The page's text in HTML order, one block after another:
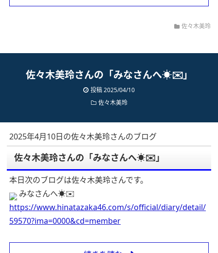
佐々木美玲
佐々木美玲さんの「みなさんへ☀️✉️」
投稿 2025/04/10
佐々木美玲
2025年4月10日の佐々木美玲さんのブログ
佐々木美玲さんの「みなさんへ☀️✉️」
本日次のブログは佐々木美玲さんです。
みなさんへ☀️✉️
https://www.hinatazaka46.com/s/official/diary/detail/
59570?ima=0000&cd=member